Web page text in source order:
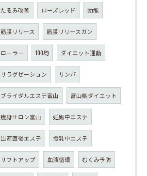
たるみ改善 ローズレッド 効能
筋膜リリース 筋膜リリースガン
ローラー 100均 ダイエット運動
リラグゼーション リンパ
ブライダルエステ富山 富山県ダイエット
痩身サロン富山 妊娠中エステ
出産直後エステ 授乳中エステ
リフトアップ 血液循環 むくみ予防